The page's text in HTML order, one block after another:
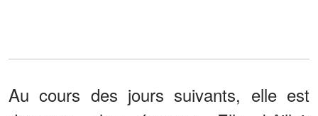
Au cours des jours suivants, elle est